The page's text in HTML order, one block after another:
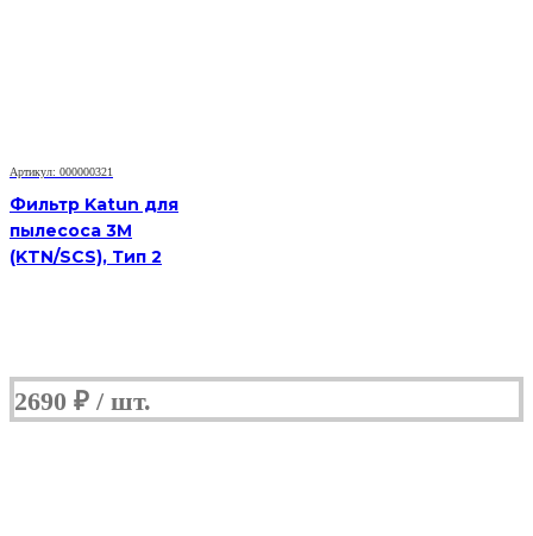
Артикул: 000000321
Фильтр Katun для
пылесоса 3M
(KTN/SCS), Тип 2
2690 ₽